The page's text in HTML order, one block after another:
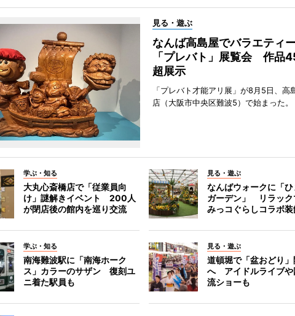
見る・遊ぶ
なんば高島屋でバラエティ
「プレバト」展覧会 作品
超展示
「プレバト才能アリ展」が8月5日、高
店（大阪市中央区難波5）で始まった。
学ぶ・知る
大丸心斎橋店で「従業員向
け」謎解きイベント 200人
が閉店後の館内を巡り交流
見る・遊ぶ
なんばウォークに「ひ
ガーデン」 リラック
みっコぐらしコラボ装
学ぶ・知る
南海難波駅に「南海ホーク
ス」カラーのサザン 復刻ユ
ニ着た駅員も
見る・遊ぶ
道頓堀で「盆おどり
へ アイドルライブや
流ショーも